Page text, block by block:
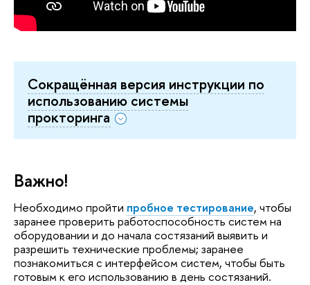
Сокращённая версия инструкции по
использованию системы
прокторинга
Важно!
Необходимо пройти пробное тестирование, чтобы
заранее проверить работоспособность систем на
оборудовании и до начала состязаний выявить и
разрешить технические проблемы; заранее
познакомиться с интерфейсом систем, чтобы быть
готовым к его использованию в день состязаний.